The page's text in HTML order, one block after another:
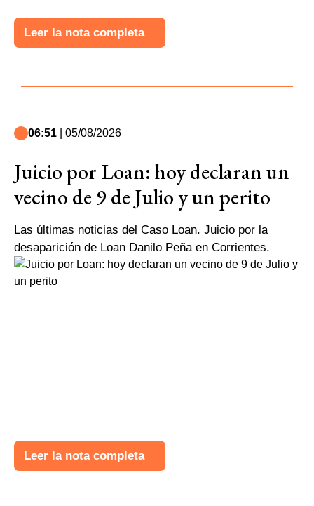
Leer la nota completa
06:51 | 05/08/2026
Juicio por Loan: hoy declaran un
vecino de 9 de Julio y un perito
Las últimas noticias del Caso Loan. Juicio por la
desaparición de Loan Danilo Peña en Corrientes.
Leer la nota completa